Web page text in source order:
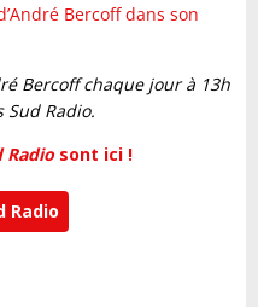
Bercoff dans son
Bercoff chaque jour à 13h
Sud Radio.
Radio sont ici !
Radio